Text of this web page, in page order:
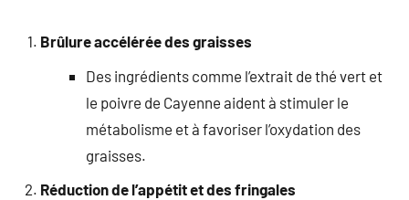
Brûlure accélérée des graisses
Des ingrédients comme l’extrait de thé vert et
le poivre de Cayenne aident à stimuler le
métabolisme et à favoriser l’oxydation des
graisses.
Réduction de l’appétit et des fringales